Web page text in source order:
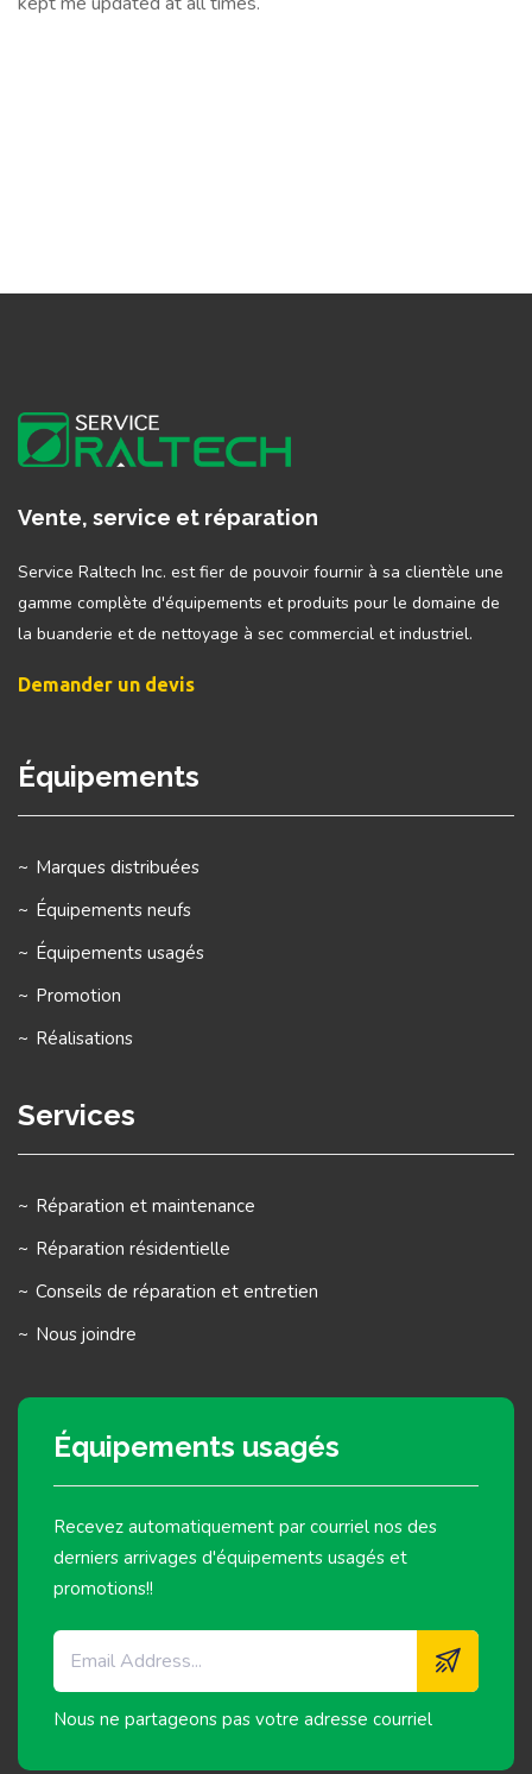
Vente, service et réparation
Service Raltech Inc. est fier de pouvoir fournir à sa clientèle une
gamme complète d'équipements et produits pour le domaine de
la buanderie et de nettoyage à sec commercial et industriel.
Demander un devis
Équipements
Marques distribuées
Équipements neufs
Équipements usagés
Promotion
Réalisations
Services
Réparation et maintenance
Réparation résidentielle
Conseils de réparation et entretien
Nous joindre
Équipements usagés
Recevez automatiquement par courriel nos des
derniers arrivages d'équipements usagés et
promotions!!
Nous ne partageons pas votre adresse courriel